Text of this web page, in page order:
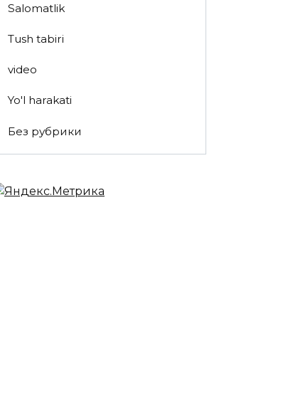
Salomatlik
Tush tabiri
video
Yo'l harakati
Без рубрики